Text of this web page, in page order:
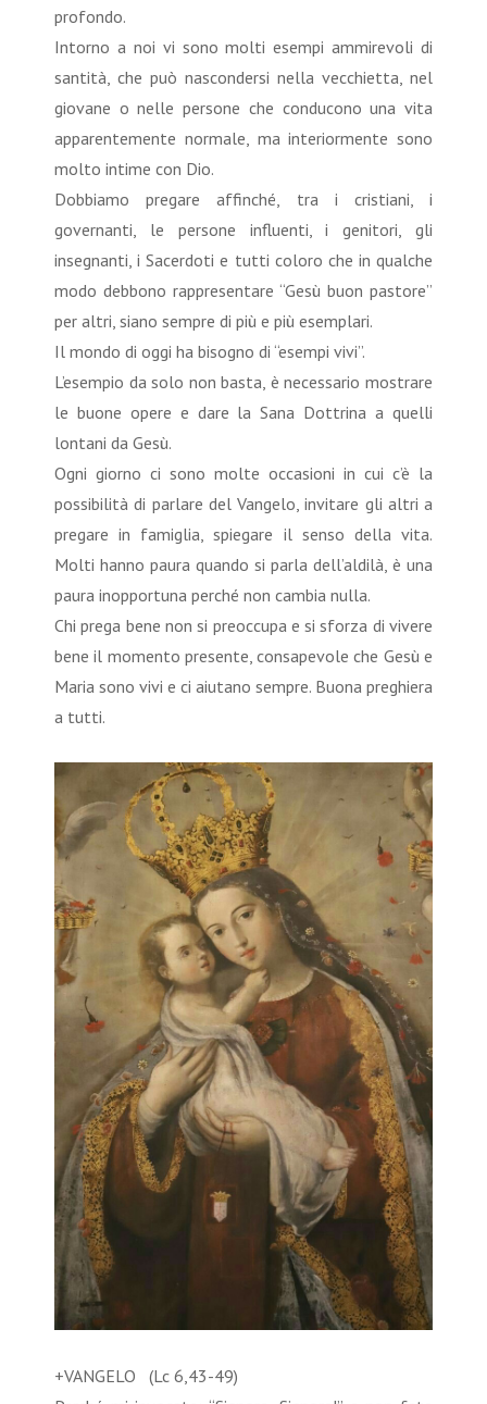
profondo.
Intorno a noi vi sono molti esempi ammirevoli di
santità, che può nascondersi nella vecchietta, nel
giovane o nelle persone che conducono una vita
apparentemente normale, ma interiormente sono
molto intime con Dio.
Dobbiamo pregare affinché, tra i cristiani, i
governanti, le persone influenti, i genitori, gli
insegnanti, i Sacerdoti e tutti coloro che in qualche
modo debbono rappresentare “Gesù buon pastore”
per altri, siano sempre di più e più esemplari.
Il mondo di oggi ha bisogno di “esempi vivi”.
L’esempio da solo non basta, è necessario mostrare
le buone opere e dare la Sana Dottrina a quelli
lontani da Gesù.
Ogni giorno ci sono molte occasioni in cui c’è la
possibilità di parlare del Vangelo, invitare gli altri a
pregare in famiglia, spiegare il senso della vita.
Molti hanno paura quando si parla dell’aldilà, è una
paura inopportuna perché non cambia nulla.
Chi prega bene non si preoccupa e si sforza di vivere
bene il momento presente, consapevole che Gesù e
Maria sono vivi e ci aiutano sempre. Buona preghiera
a tutti.
+VANGELO (Lc 6,43-49)